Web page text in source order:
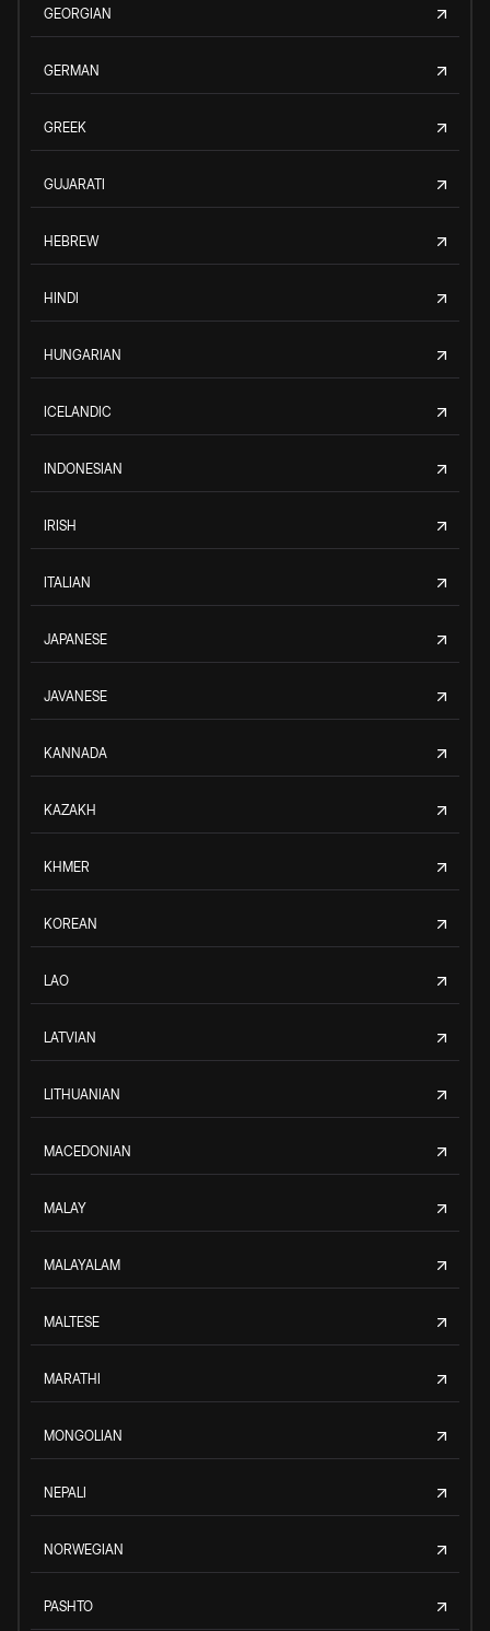
GEORGIAN
GERMAN
GREEK
GUJARATI
HEBREW
HINDI
HUNGARIAN
ICELANDIC
INDONESIAN
IRISH
ITALIAN
JAPANESE
JAVANESE
KANNADA
KAZAKH
KHMER
KOREAN
LAO
LATVIAN
LITHUANIAN
MACEDONIAN
MALAY
MALAYALAM
MALTESE
MARATHI
MONGOLIAN
NEPALI
NORWEGIAN
PASHTO